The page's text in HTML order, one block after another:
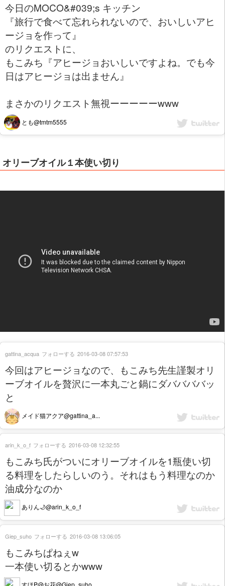
今日のMOCO&#039;s キッチン
『旅行で食べて忘れられないので、おいしいアヒ
ージョを作って』
のリクエストに、
もこみち『アヒージョおいしいですよね。でも今
日はアヒージョは出ません』
まさかのリクエスト無視ーーーーーwww
とも@tmtm5555
オリーブオイル１本使い切り
今回はアヒージョなので、もこみち先生謹製オリ
ーブオイルを贅沢に一本丸ごと鍋にダババババッ
と
メイド猫アクア@gattina_a...
gattina_acqua フォローする 2016-03-08 07:57:53
もこみち氏がついにオリーブオイルを1瓶使い切
る料理をしたらしいのう。それはもう料理なのか
油成分なのか
ありん🌙@arin_k_o_f
arin_k_o_f フォローする 2016-03-08 12:32:55
もこみちぱねぇw
一本使い切るとかwww
すほP@お花@Giep_suho
Giep_suho フォローする 2016-03-08 13:06:05